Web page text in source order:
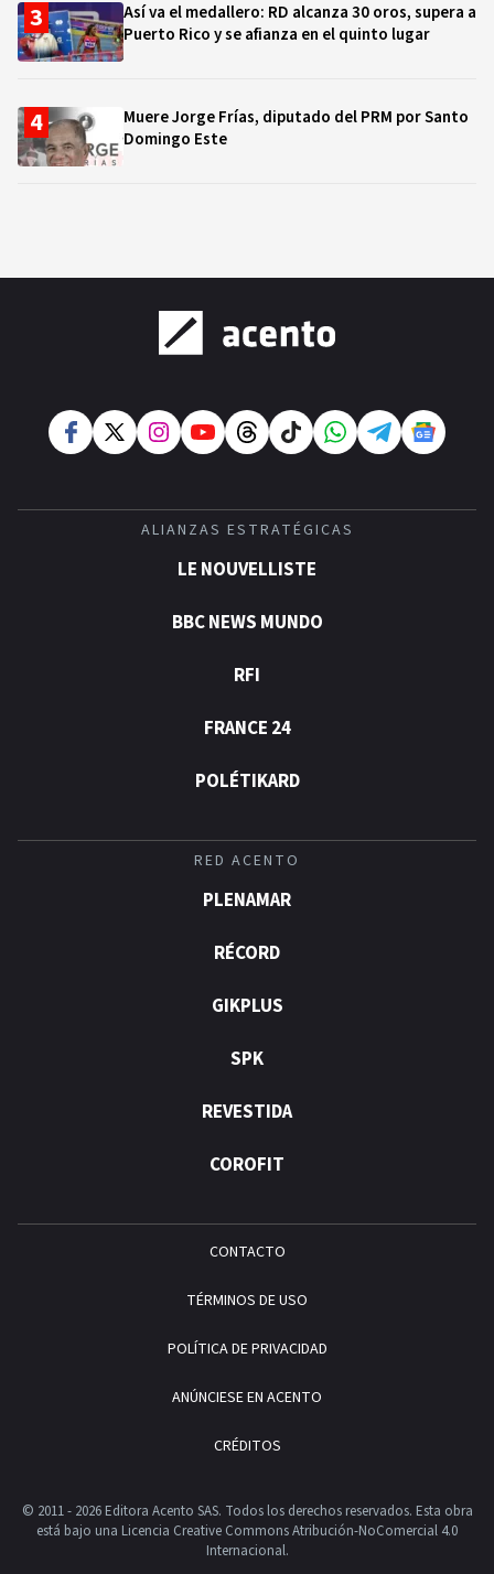
Así va el medallero: RD alcanza 30 oros, supera a
Puerto Rico y se afianza en el quinto lugar
Muere Jorge Frías, diputado del PRM por Santo
Domingo Este
ALIANZAS ESTRATÉGICAS
LE NOUVELLISTE
BBC NEWS MUNDO
RFI
FRANCE 24
POLÉTIKARD
RED ACENTO
PLENAMAR
RÉCORD
GIKPLUS
SPK
REVESTIDA
COROFIT
CONTACTO
TÉRMINOS DE USO
POLÍTICA DE PRIVACIDAD
ANÚNCIESE EN ACENTO
CRÉDITOS
© 2011 - 2026 Editora Acento SAS. Todos los derechos reservados. Esta obra
está bajo una Licencia Creative Commons Atribución-NoComercial 4.0
Internacional.